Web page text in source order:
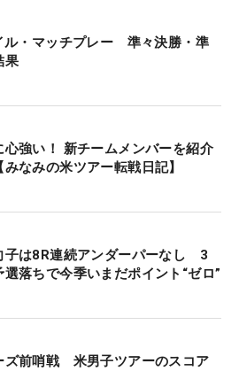
ル・マッチプレー 準々決勝・準
果
ームメンバーを紹介
みなみの米ツアー転戦日記】
子は8R連続アンダーパーなし 3
選落ちで今季いまだポイント“ゼロ”
ズ前哨戦 米男子ツアーのスコア